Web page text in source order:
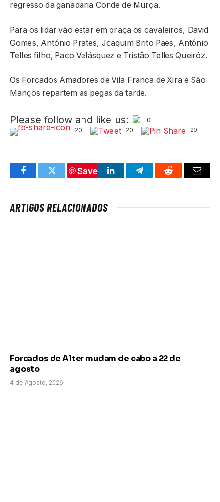
regresso da ganadaria Conde de Murça.
Para os lidar vão estar em praça os cavaleiros, David
Gomes, António Prates, Joaquim Brito Paes, António
Telles filho, Paco Velásquez e Tristão Telles Queiróz.
Os Forcados Amadores de Vila Franca de Xira e São
Manços repartem as pegas da tarde.
Please follow and like us:
0
20
20 20
FacebookTwitter
Save
LinkedInTelegramReddit Email
ARTIGOS RELACIONADOS
Forcados de Alter mudam de cabo a 22 de
agosto
4 de Agosto, 2026